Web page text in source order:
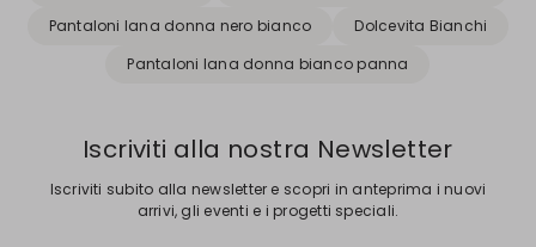
Pantaloni lana donna nero bianco
Dolcevita Bianchi
Pantaloni lana donna bianco panna
Iscriviti alla nostra Newsletter
Iscriviti subito alla newsletter e scopri in anteprima i nuovi
arrivi, gli eventi e i progetti speciali.